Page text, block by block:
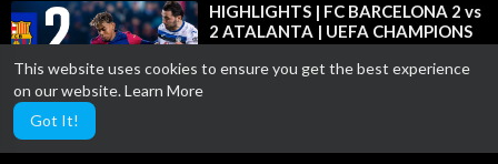
This website uses cookies to ensure you get the best experience
on our website.Learn More
Got It!
⁣HIGHLIGHTS | FC BARCELONA 2 vs
2 ATALANTA | UEFA CHAMPIONS
COMMENTARY)
10 Views·03/11/25